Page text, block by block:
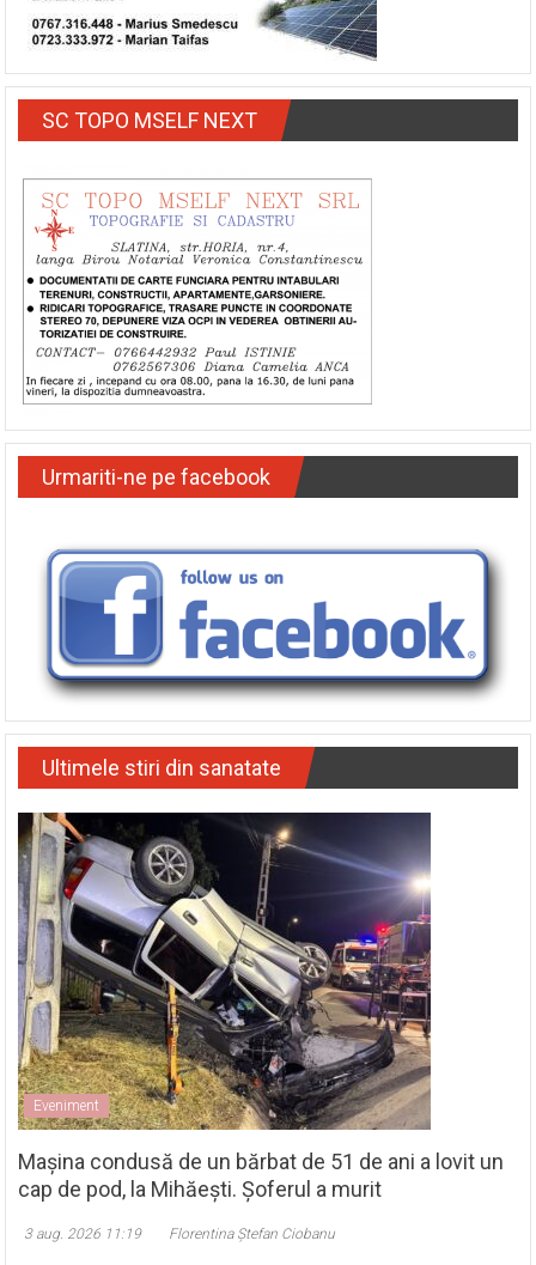
SC TOPO MSELF NEXT
Urmariti-ne pe facebook
Ultimele stiri din sanatate
Eveniment
Mașina condusă de un bărbat de 51 de ani a lovit un
cap de pod, la Mihăești. Șoferul a murit
3 aug. 2026 11:19 Florentina Ștefan Ciobanu